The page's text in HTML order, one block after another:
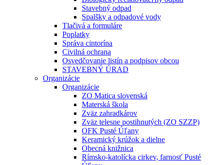
Stavebný odpad
Spalšky a odpadové vody
Tlačivá a formuláre
Poplatky
Správa cintorína
Civilná ochrana
Osvedčovanie listín a podpisov obcou
STAVEBNÝ ÚRAD
Organizácie
Organizácie
ZO Matica slovenská
Materská škola
Zväz zahradkárov
Zväz telesne postihnutých (ZO SZZP)
OFK Pusté Úľany
Keramický krúžok a dielne
Obecná knižnica
Rímsko-katolícka cirkev, farnosť Pusté